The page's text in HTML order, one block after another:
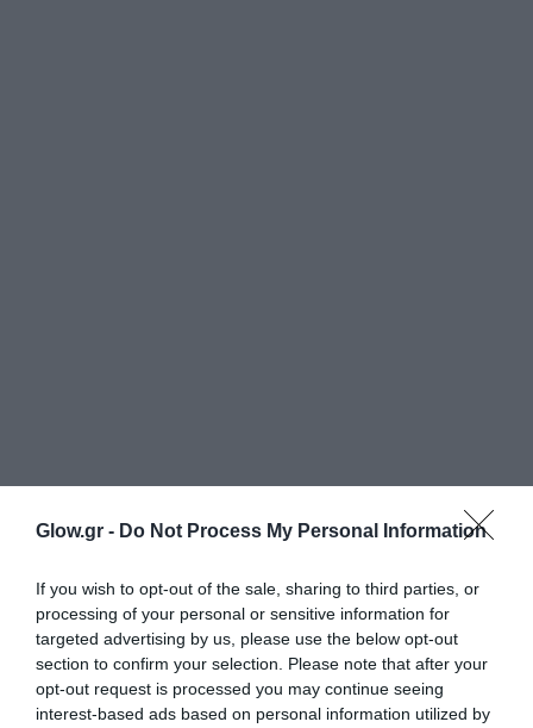
Glow.gr - Do Not Process My Personal Information
If you wish to opt-out of the sale, sharing to third parties, or
processing of your personal or sensitive information for
targeted advertising by us, please use the below opt-out
section to confirm your selection. Please note that after your
opt-out request is processed you may continue seeing
interest-based ads based on personal information utilized by